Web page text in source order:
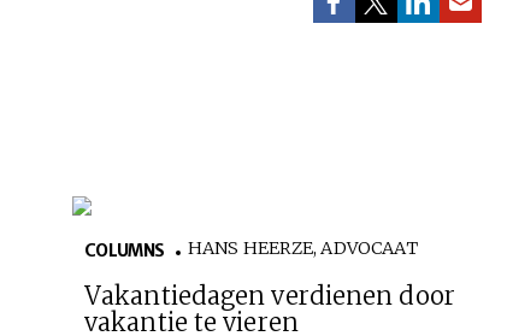
COLUMNS HANS HEERZE, ADVOCAAT
Vakantiedagen verdienen door
vakantie te vieren